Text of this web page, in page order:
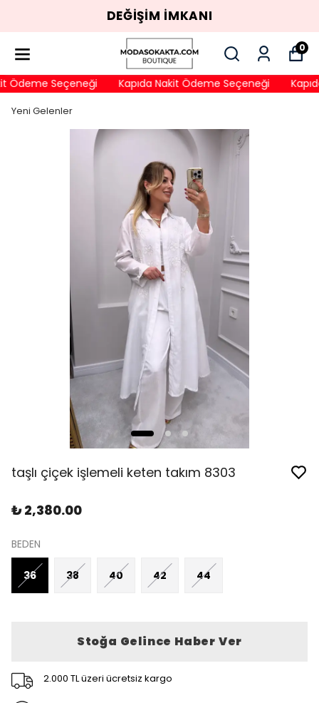
DEĞİŞİM İMKANI
0
Ödeme Seçeneği Kapıda Nakit Ödeme Seçeneği
Yeni Gelenler
taşlı çiçek işlemeli keten takım 8303
₺ 2,380.00
BEDEN
36 38 40 42 44
Stoğa Gelince Haber Ver
2.000 TL üzeri ücretsiz kargo